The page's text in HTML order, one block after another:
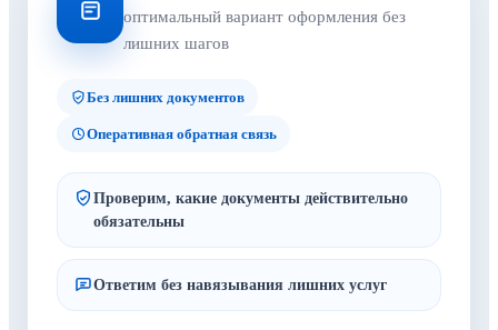
оптимальный вариант оформления без
лишних шагов
Без лишних документов
Оперативная обратная связь
Проверим, какие документы действительно
обязательны
Ответим без навязывания лишних услуг